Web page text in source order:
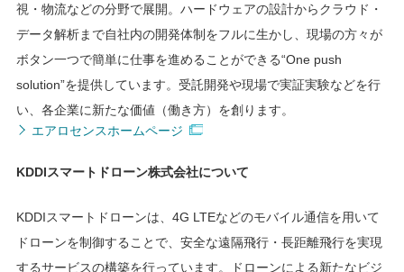
視・物流などの分野で展開。ハードウェアの設計からクラウド・
データ解析まで自社内の開発体制をフルに生かし、現場の方々が
ボタン一つで簡単に仕事を進めることができる“One push
solution”を提供しています。受託開発や現場で実証実験などを行
い、各企業に新たな価値（働き方）を創ります。
エアロセンスホームページ
KDDIスマートドローン株式会社について
KDDIスマートドローンは、4G LTEなどのモバイル通信を用いて
ドローンを制御することで、安全な遠隔飛行・長距離飛行を実現
するサービスの構築を行っています。ドローンによる新たなビジ